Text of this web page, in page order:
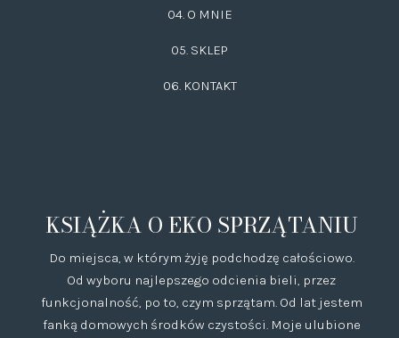
04. O MNIE
05. SKLEP
06. KONTAKT
KSIĄŻKA O EKO SPRZĄTANIU
Do miejsca, w którym żyję podchodzę całościowo.
Od wyboru najlepszego odcienia bieli, przez
funkcjonalność, po to, czym sprzątam. Od lat jestem
fanką domowych środków czystości. Moje ulubione